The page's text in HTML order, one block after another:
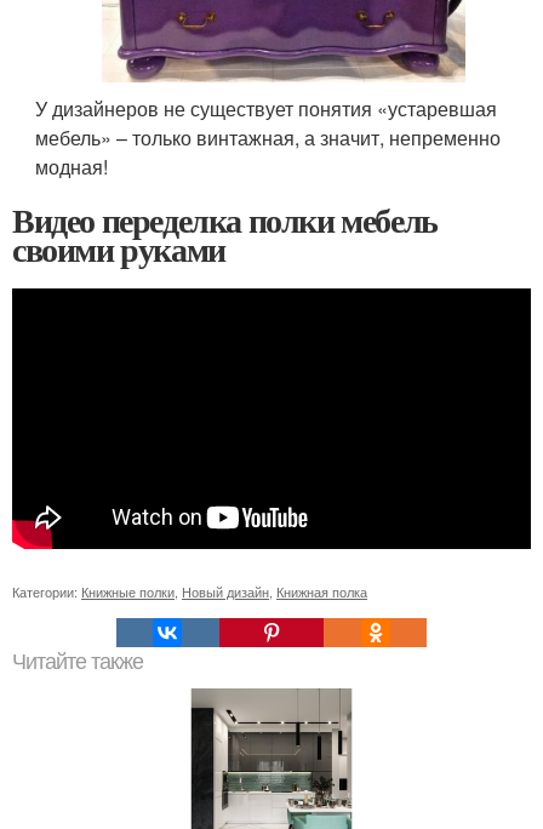
У дизайнеров не существует понятия «устаревшая
мебель» – только винтажная, а значит, непременно
модная!
Видео переделка полки мебель
своими руками
Категории: Книжные полки, Новый дизайн, Книжная полка
Читайте также